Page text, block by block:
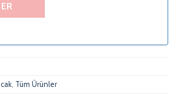
Tüm Ürünler